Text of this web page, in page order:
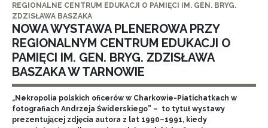
REGIONALNE CENTRUM EDUKACJI O PAMIĘCI IM. GEN. BRYG.
ZDZISŁAWA BASZAKA
NOWA WYSTAWA PLENEROWA PRZY
REGIONALNYM CENTRUM EDUKACJI O
PAMIĘCI IM. GEN. BRYG. ZDZISŁAWA
BASZAKA W TARNOWIE
„Nekropolia polskich oficerów w Charkowie-Piatichatkach w
fotografiach Andrzeja Świderskiego” – to tytuł wystawy
prezentującej zdjęcia autora z lat 1990–1991, kiedy